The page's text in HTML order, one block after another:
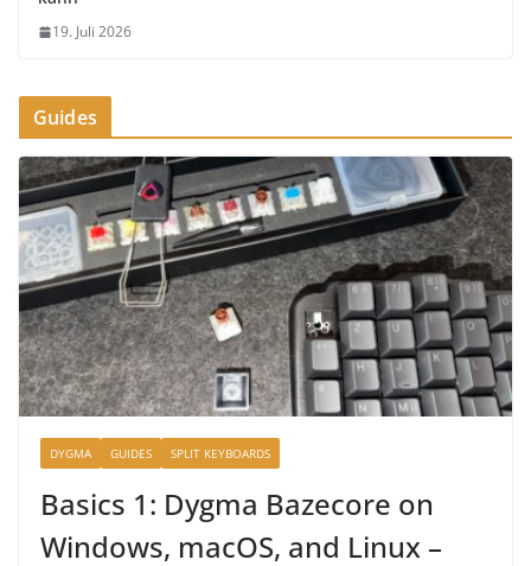
19. Juli 2026
Guides
DYGMA GUIDES SPLIT KEYBOARDS
Basics 1: Dygma Bazecore on
Windows, macOS, and Linux –